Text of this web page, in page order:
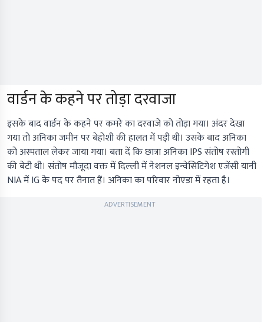
वार्डन के कहने पर तोड़ा दरवाजा
इसके बाद वार्डन के कहने पर कमरे का दरवाजे को तोड़ा गया। अंदर देखा
गया तो अनिका जमीन पर बेहोशी की हालत में पड़ी थी। उसके बाद अनिका
को अस्पताल लेकर जाया गया। बता दें कि छात्रा अनिका IPS संतोष रस्तोगी
की बेटी थी। संतोष मौजूदा वक्त में दिल्ली में नेशनल इन्वेसिटिगेश एजेंसी यानी
NIA में IG के पद पर तैनात हैं। अनिका का परिवार नोएडा में रहता है।
ADVERTISEMENT